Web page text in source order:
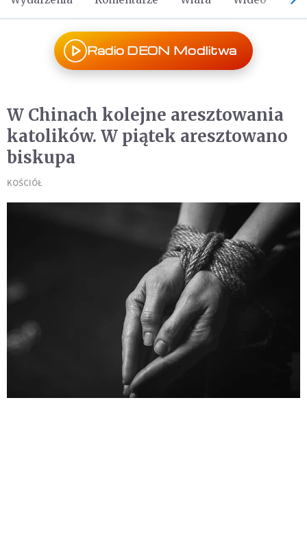
Radio DEON Modlitwa
W Chinach kolejne aresztowania
katolików. W piątek aresztowano
biskupa
KOŚCIÓŁ